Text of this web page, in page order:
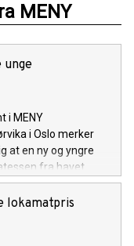
MENY
i MENY
i Oslo merker
at en ny og yngre
fra havet.
lokamatpris